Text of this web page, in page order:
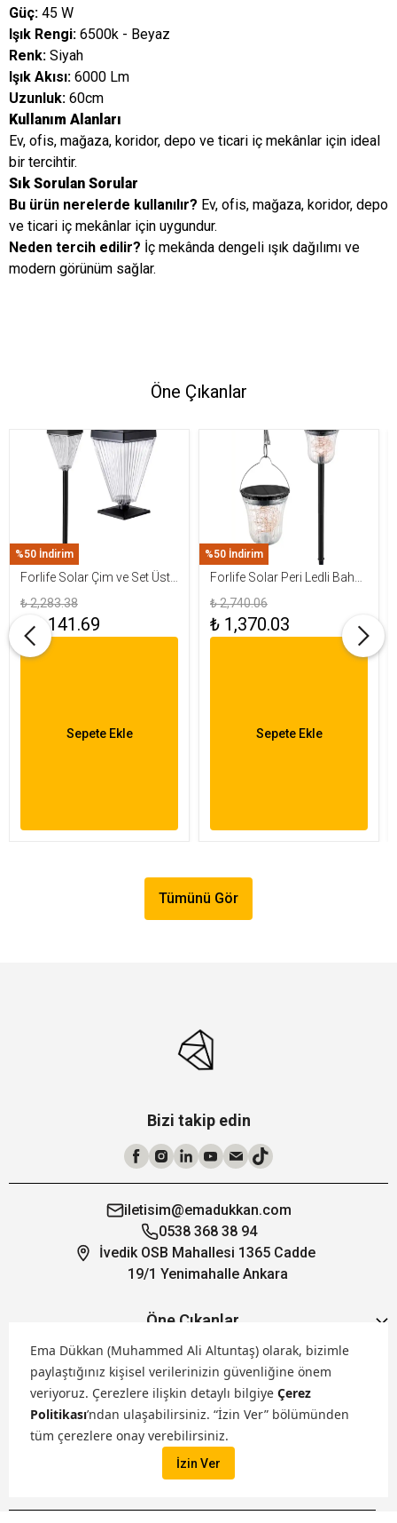
Ema Dükkan (Muhammed Ali Altuntaş) olarak, bizimle
paylaştığınız kişisel verilerinizin güvenliğine önem
veriyoruz. Çerezlere ilişkin detaylı bilgiye Çerez
Politikası’ndan ulaşabilirsiniz. “İzin Ver” bölümünden
tüm çerezlere onay verebilirsiniz.
İzin Ver
Güç: 45 W
Işık Rengi: 6500k - Beyaz
Renk: Siyah
Işık Akısı: 6000 Lm
Uzunluk: 60cm
Kullanım Alanları
Ev, ofis, mağaza, koridor, depo ve ticari iç mekânlar için ideal
bir tercihtir.
Sık Sorulan Sorular
Bu ürün nerelerde kullanılır? Ev, ofis, mağaza, koridor, depo
ve ticari iç mekânlar için uygundur.
Neden tercih edilir? İç mekânda dengeli ışık dağılımı ve
modern görünüm sağlar.
Öne Çıkanlar
%50 İndirim
Forlife Solar Çim ve Set Üstü
Armatür 15W FL-3283
₺ 2,283.38
₺ 1,141.69
Sepete Ekle
%50 İndirim
Forlife Solar Peri Ledli Bahçe
Aydınlatma Armatürü FL-
3284
₺ 2,740.06
₺ 1,370.03
Sepete Ekle
Tümünü Gör
Bizi takip edin
iletisim@emadukkan.com
0538 368 38 94
İvedik OSB Mahallesi 1365 Cadde
19/1 Yenimahalle Ankara
Öne Çıkanlar
Hakkımızda
Markalarımız
Satış Kanallarımız